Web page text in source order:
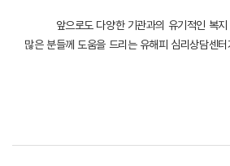
앞으로도 다양한 기관과의 유기적인 복
많은 분들께 도움을 드리는 유해피 심리상담센